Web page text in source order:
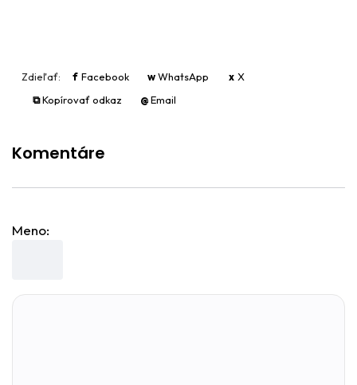
Zdieľať: f Facebook wWhatsApp x X
⧉ Kopírovať odkaz @Email
Komentáre
Meno: